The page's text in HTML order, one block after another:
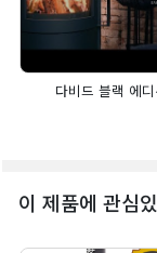
다비드 블랙 에
이 제품에 관심